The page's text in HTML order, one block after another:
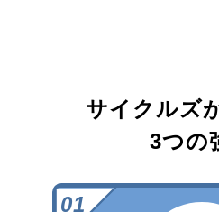
サイクルズ
3つの